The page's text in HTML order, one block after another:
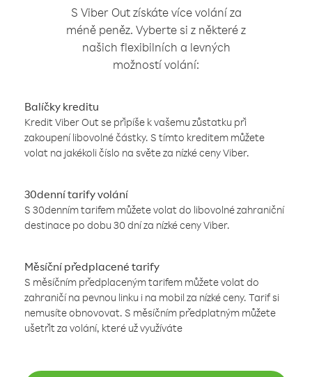
S Viber Out získáte více volání za
méně peněz. Vyberte si z některé z
našich flexibilních a levných
možností volání:
Balíčky kreditu
Kredit Viber Out se připíše k vašemu zůstatku při
zakoupení libovolné částky. S tímto kreditem můžete
volat na jakékoli číslo na světe za nízké ceny Viber.
30denní tarify volání
S 30denním tarifem můžete volat do libovolné zahraniční
destinace po dobu 30 dní za nízké ceny Viber.
Měsíční předplacené tarify
S měsíčním předplaceným tarifem můžete volat do
zahraničí na pevnou linku i na mobil za nízké ceny. Tarif si
nemusíte obnovovat. S měsíčním předplatným můžete
ušetřit za volání, které už využíváte